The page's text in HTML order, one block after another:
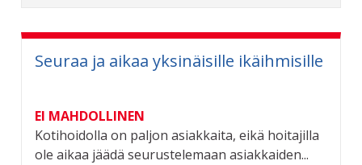
Seuraa ja aikaa yksinäisille ikäihmisille
EI MAHDOLLINEN
Kotihoidolla on paljon asiakkaita, eikä hoitajilla
ole aikaa jäädä seurustelemaan asiakkaiden...